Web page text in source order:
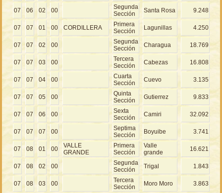
07 06 02 00
Segunda
Sección
Santa Rosa 9.248
07 07 01 00 CORDILLERA
Primera
Sección
Lagunillas 4.250
07 07 02 00
Segunda
Sección
Charagua 18.769
07 07 03 00
Tercera
Sección
Cabezas 16.808
07 07 04 00
Cuarta
Sección
Cuevo 3.135
07 07 05 00
Quinta
Sección
Gutierrez 9.833
07 07 06 00
Sexta
Sección
Camiri 32.092
07 07 07 00
Septima
Sección
Boyuibe 3.741
07 08 01 00
VALLE
GRANDE
Primera
Sección
Valle
grande
16.621
07 08 02 00
Segunda
Sección
Trigal 1.843
07 08 03 00
Tercera
Sección
Moro Moro 3.863